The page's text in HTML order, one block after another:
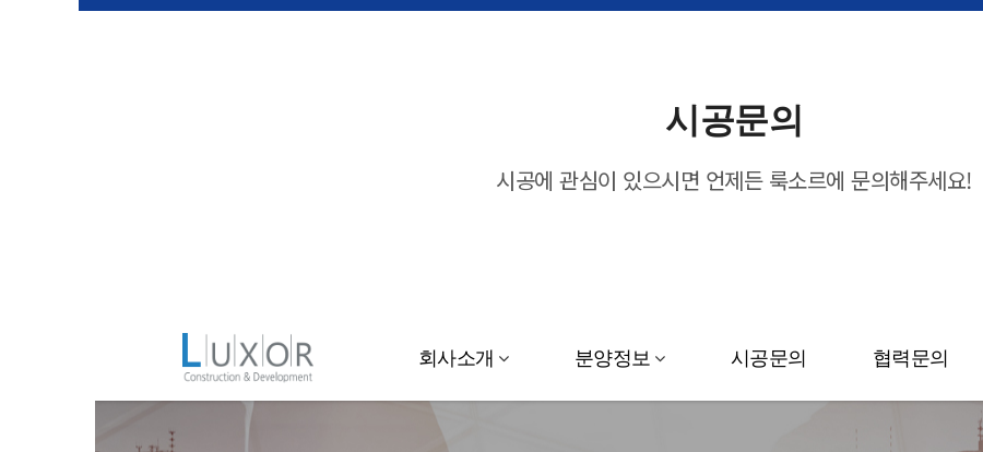
시공문의
시공에 관심이 있으시면 언제든 룩소르에 문의해주세요!